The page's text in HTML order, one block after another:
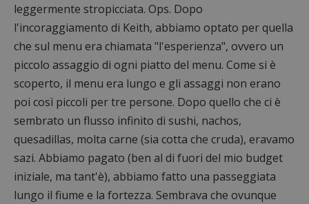
leggermente stropicciata. Ops. Dopo
l'incoraggiamento di Keith, abbiamo optato per quella
che sul menu era chiamata "l'esperienza", ovvero un
piccolo assaggio di ogni piatto del menu. Come si è
scoperto, il menu era lungo e gli assaggi non erano
poi così piccoli per tre persone. Dopo quello che ci è
sembrato un flusso infinito di sushi, nachos,
quesadillas, molta carne (sia cotta che cruda), eravamo
sazi. Abbiamo pagato (ben al di fuori del mio budget
iniziale, ma tant'è), abbiamo fatto una passeggiata
lungo il fiume e la fortezza. Sembrava che ovunque